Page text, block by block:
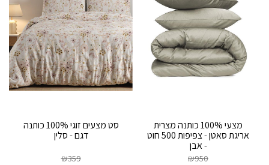
מצעי 100% כותנה מצרית
אריגת סאטן - צפיפות 500 חוט
- אבן
₪950
סט מצעים זוגי 100% כותנה
דגם - סלין
₪359